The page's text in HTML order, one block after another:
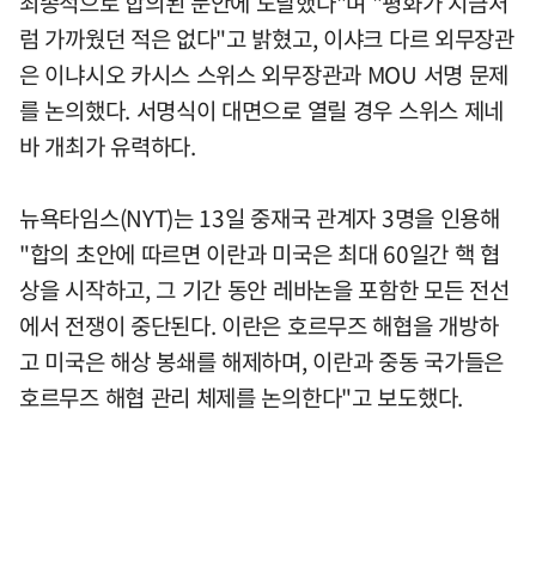
럼 가까웠던 적은 없다"고 밝혔고, 이샤크 다르 외무장관
은 이냐시오 카시스 스위스 외무장관과 MOU 서명 문제
를 논의했다. 서명식이 대면으로 열릴 경우 스위스 제네
바 개최가 유력하다.
뉴욕타임스(NYT)는 13일 중재국 관계자 3명을 인용해
"합의 초안에 따르면 이란과 미국은 최대 60일간 핵 협
상을 시작하고, 그 기간 동안 레바논을 포함한 모든 전선
에서 전쟁이 중단된다. 이란은 호르무즈 해협을 개방하
고 미국은 해상 봉쇄를 해제하며, 이란과 중동 국가들은
호르무즈 해협 관리 체제를 논의한다"고 보도했다.